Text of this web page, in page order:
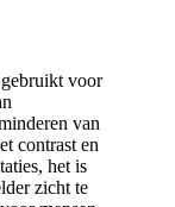
voor
van
contrast en
het is
zicht te